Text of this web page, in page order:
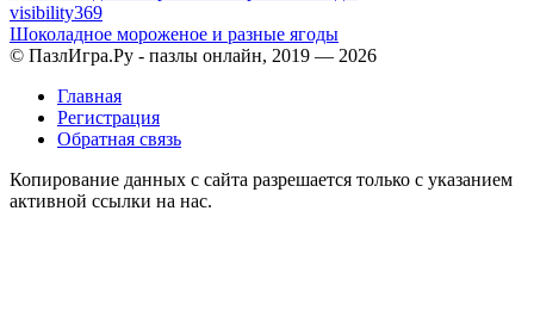
visibility369
Шоколадное мороженое и разные ягоды
© ПазлИгра.Ру - пазлы онлайн, 2019 — 2026
Главная
Регистрация
Обратная связь
Копирование данных с сайта разрешается только с указанием
активной ссылки на нас.